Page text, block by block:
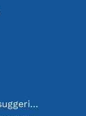
Saldare come un professionista: suggerimenti per connessioni elettroniche perfette